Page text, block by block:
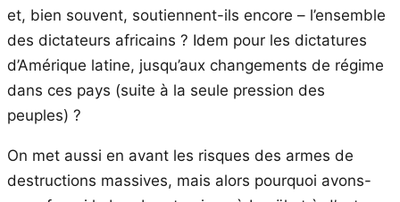
et, bien souvent, soutiennent-ils encore – l’ensemble
des dictateurs africains ? Idem pour les dictatures
d’Amérique latine, jusqu’aux changements de régime
dans ces pays (suite à la seule pression des
peuples) ?
On met aussi en avant les risques des armes de
destructions massives, mais alors pourquoi avons-